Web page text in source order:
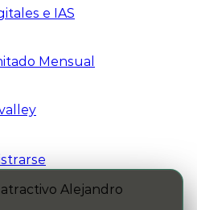
e IAS
Mensual